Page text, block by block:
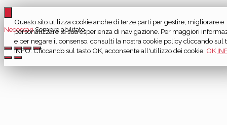
Questo sito utilizza cookie anche di terze parti per gestire, migliorare e
personalizzare la sua esperienza di navigazione. Per maggiori
e per negare il consenso, consulti la nostra cookie policy cliccando sul
INFO. Cliccando sul tasto OK, acconsente all'utilizzo dei cookie. OK
NecessariSempre abilitato